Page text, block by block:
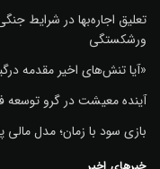
تعلیق اجاره‌بها در شرایط
ورشکستگی
«آیا تنش‌های اخیر مقدمه
آینده معیشت در گرو توسعه
بازی سود با زمان؛ مدل مالی
خبرهای اخیر